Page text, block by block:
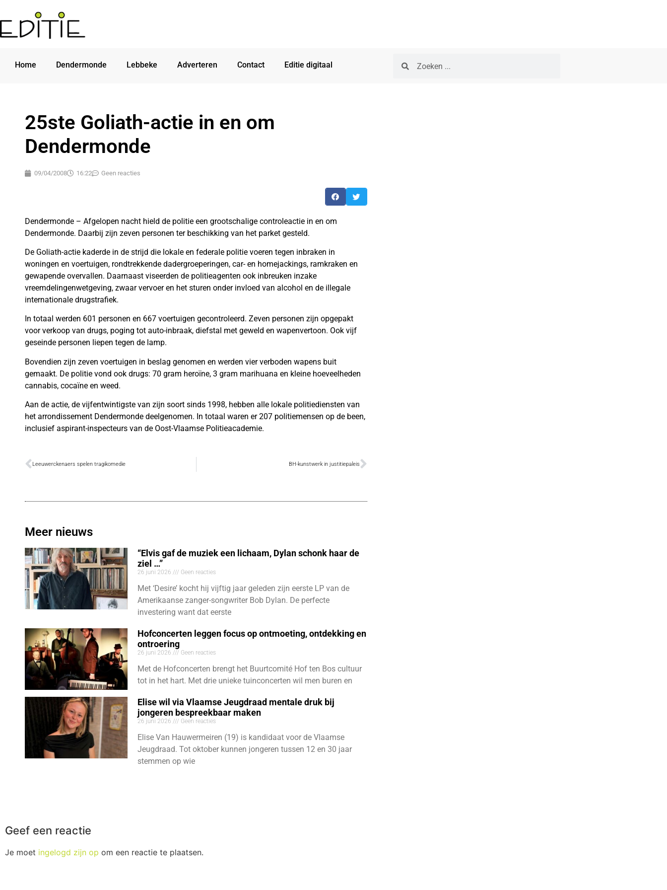
Home Dendermonde Lebbeke Adverteren Contact Editie digitaal
25ste Goliath-actie in en om
Dendermonde
09/04/2008 16:22 Geen reacties
Dendermonde – Afgelopen nacht hield de politie een grootschalige controleactie in en om
Dendermonde. Daarbij zijn zeven personen ter beschikking van het parket gesteld.
De Goliath-actie kaderde in de strijd die lokale en federale politie voeren tegen inbraken in
woningen en voertuigen, rondtrekkende dadergroeperingen, car- en homejackings, ramkraken en
gewapende overvallen. Daarnaast viseerden de politieagenten ook inbreuken inzake
vreemdelingenwetgeving, zwaar vervoer en het sturen onder invloed van alcohol en de illegale
internationale drugstrafiek.
In totaal werden 601 personen en 667 voertuigen gecontroleerd. Zeven personen zijn opgepakt
voor verkoop van drugs, poging tot auto-inbraak, diefstal met geweld en wapenvertoon. Ook vijf
geseinde personen liepen tegen de lamp.
Bovendien zijn zeven voertuigen in beslag genomen en werden vier verboden wapens buit
gemaakt. De politie vond ook drugs: 70 gram heroïne, 3 gram marihuana en kleine hoeveelheden
cannabis, cocaïne en weed.
Aan de actie, de vijfentwintigste van zijn soort sinds 1998, hebben alle lokale politiediensten van
het arrondissement Dendermonde deelgenomen. In totaal waren er 207 politiemensen op de been,
inclusief aspirant-inspecteurs van de Oost-Vlaamse Politieacademie.
Leeuwerckenaers spelen tragikomedie BH-kunstwerk in justitiepaleis
Meer nieuws
“Elvis gaf de muziek een lichaam, Dylan schonk haar de
ziel …”
26 juni 2026 Geen reacties
Met ‘Desire’ kocht hij vijftig jaar geleden zijn eerste LP van de
Amerikaanse zanger-songwriter Bob Dylan. De perfecte
investering want dat eerste
Hofconcerten leggen focus op ontmoeting, ontdekking en
ontroering
26 juni 2026 Geen reacties
Met de Hofconcerten brengt het Buurtcomité Hof ten Bos cultuur
tot in het hart. Met drie unieke tuinconcerten wil men buren en
Elise wil via Vlaamse Jeugdraad mentale druk bij
jongeren bespreekbaar maken
26 juni 2026 Geen reacties
Elise Van Hauwermeiren (19) is kandidaat voor de Vlaamse
Jeugdraad. Tot oktober kunnen jongeren tussen 12 en 30 jaar
stemmen op wie
Geef een reactie
Je moet ingelogd zijn op om een reactie te plaatsen.